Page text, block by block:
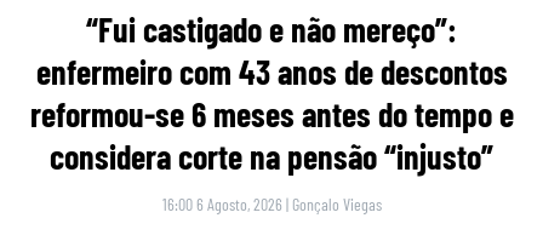
“Fui castigado e não mereço”:
enfermeiro com 43 anos de descontos
reformou-se 6 meses antes do tempo e
considera corte na pensão “injusto”
16:00 6 Agosto, 2026 | Gonçalo Viegas